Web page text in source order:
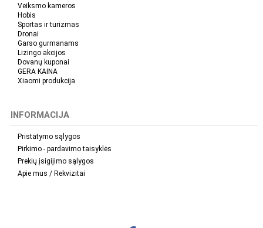
Kategorijos
Veiksmo kameros
Veiksmo kameros
Hobis
Sportas ir turizmas
Dronai
Garso gurmanams
Lizingo akcijos
Dovanų kuponai
GERA KAINA
Xiaomi produkcija
INFORMACIJA
Pristatymo sąlygos
Pirkimo - pardavimo taisyklės
Prekių įsigijimo sąlygos
Apie mus / Rekvizitai